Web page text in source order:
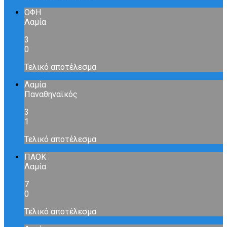
ΟΦΗ
Λαμία
3
0
Τελικό αποτέλεσμα
Λαμία
Παναθηναϊκός
3
1
Τελικό αποτέλεσμα
ΠΑΟΚ
Λαμία
7
0
Τελικό αποτέλεσμα